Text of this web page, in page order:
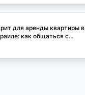
для аренды квартиры в
как общаться с